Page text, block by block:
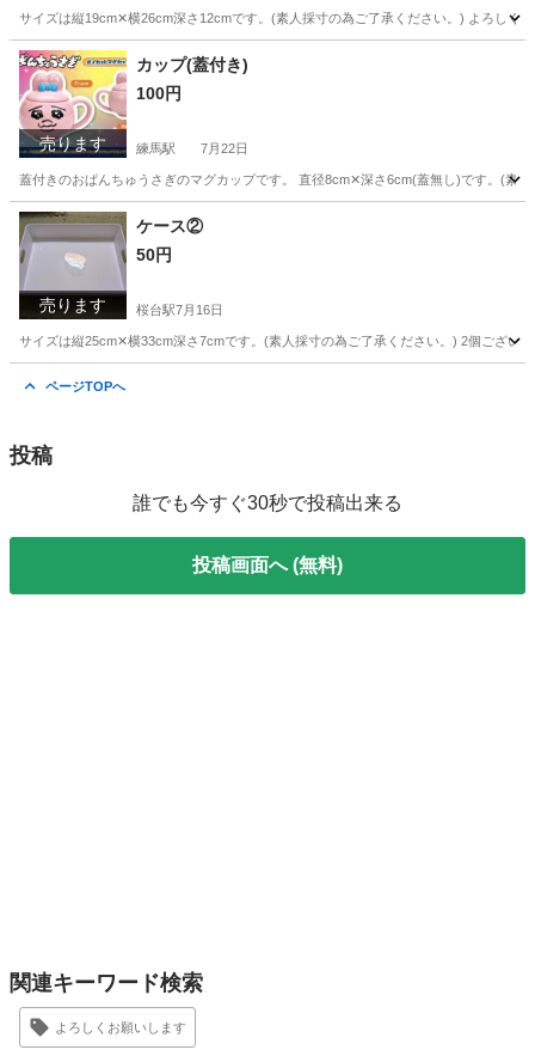
サイズは縦19cm‪‪✕‬横26cm深さ12cmです。(素人採寸の為ご了承ください。) よろしく
東京 練馬区 桜台駅 収納家具
売ります
カップ(蓋付き)
100円
練馬駅 7月22日
蓋付きのおぱんちゅうさぎのマグカップです。 直径8cm‪✕深さ6cm(蓋無し)です。(素
東京 練馬区 練馬駅
売ります
ケース②
50円
桜台駅7月16日
サイズは縦25cm‪‪✕‬横33cm深さ7cmです。(素人採寸の為ご了承ください。) 2個ござい
ページTOPへ
投稿
誰でも今すぐ30秒で投稿出来る
投稿画面へ (無料)
関連キーワード検索
よろしくお願いします